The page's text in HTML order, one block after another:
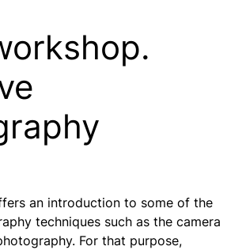
an introduction to some of the
techniques such as the camera
For that purpose,